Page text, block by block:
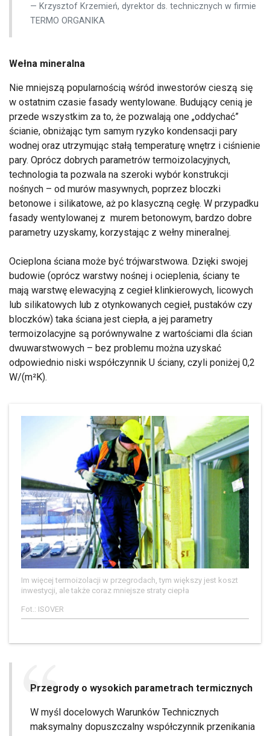
Krzysztof Krzemień, dyrektor ds. technicznych w firmie
TERMO ORGANIKA
Wełna mineralna
Nie mniejszą popularnością wśród inwestorów cieszą się
w ostatnim czasie fasady wentylowane. Budujący cenią je
przede wszystkim za to, że pozwalają one „oddychać”
ścianie, obniżając tym samym ryzyko kondensacji pary
wodnej oraz utrzymując stałą temperaturę wnętrz i ciśnienie
pary. Oprócz dobrych parametrów termoizolacyjnych,
technologia ta pozwala na szeroki wybór konstrukcji
nośnych – od murów masywnych, poprzez bloczki
betonowe i silikatowe, aż po klasyczną cegłę. W przypadku
fasady wentylowanej z murem betonowym, bardzo dobre
parametry uzyskamy, korzystając z wełny mineralnej.
Ocieplona ściana może być trójwarstwowa. Dzięki swojej
budowie (oprócz warstwy nośnej i ocieplenia, ściany te
mają warstwę elewacyjną z cegieł klinkierowych, licowych
lub silikatowych lub z otynkowanych cegieł, pustaków czy
bloczków) taka ściana jest ciepła, a jej parametry
termoizolacyjne są porównywalne z wartościami dla ścian
dwuwarstwowych – bez problemu można uzyskać
odpowiednio niski współczynnik U ściany, czyli poniżej 0,2
W/(m²K).
Im więcej termoizolacji w przegrodach, tym większy jest koszt
inwestycji, ale także coraz mniejsze straty ciepła
Fot.: ISOVER
Przegrody o wysokich parametrach termicznych
W myśl docelowych Warunków Technicznych
maksymalny dopuszczalny współczynnik przenikania